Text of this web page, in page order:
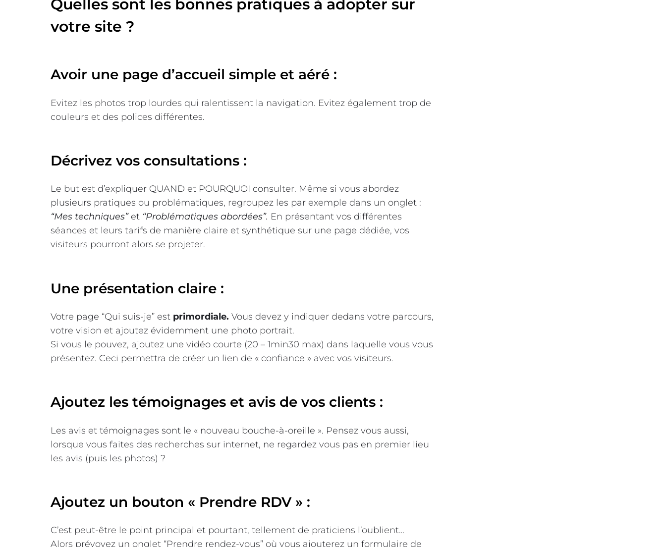
Quelles sont les bonnes pratiques à adopter sur
votre site ?
Avoir une page d’accueil simple et aéré :
Evitez les photos trop lourdes qui ralentissent la navigation. Evitez également trop de
couleurs et des polices différentes.
Décrivez vos consultations :
Le but est d’expliquer QUAND et POURQUOI consulter. Même si vous abordez
plusieurs pratiques ou problématiques, regroupez les par exemple dans un onglet :
“Mes techniques”et “Problématiques abordées”. En présentant vos différentes
séances et leurs tarifs de manière claire et synthétique sur une page dédiée, vos
visiteurs pourront alors se projeter.
Une présentation claire :
Votre page “Qui suis-je” est primordiale. Vous devez y indiquer dedans votre parcours,
votre vision et ajoutez évidemment une photo portrait.
Si vous le pouvez, ajoutez une vidéo courte (20 – 1min30 max) dans laquelle vous vous
présentez. Ceci permettra de créer un lien de « confiance » avec vos visiteurs.
Ajoutez les témoignages et avis de vos clients :
Les avis et témoignages sont le « nouveau bouche-à-oreille ». Pensez vous aussi,
lorsque vous faites des recherches sur internet, ne regardez vous pas en premier lieu
les avis (puis les photos) ?
Ajoutez un bouton « Prendre RDV » :
C’est peut-être le point principal et pourtant, tellement de praticiens l’oublient…
Alors prévoyez un onglet “Prendre rendez-vous” où vous ajouterez un formulaire de